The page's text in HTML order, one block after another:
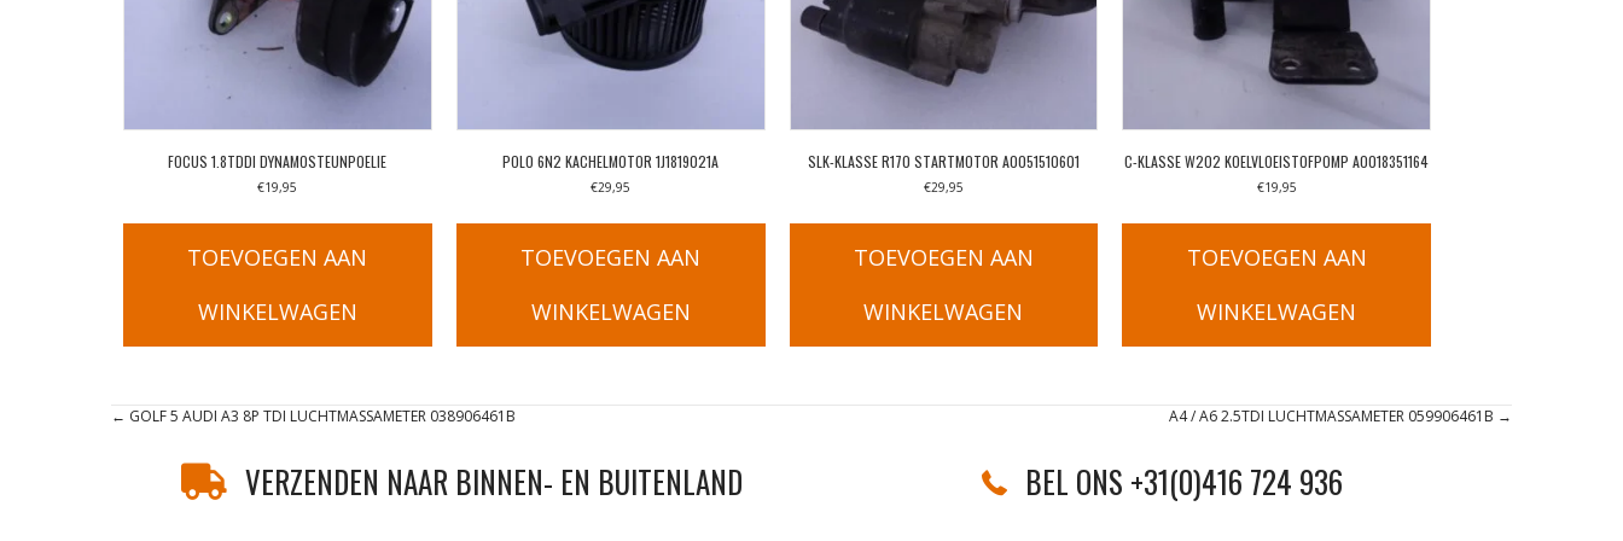
FOCUS 1.8TDDI DYNAMOSTEUNPOELIE
€19,95
TOEVOEGEN AAN
WINKELWAGEN
POLO 6N2 KACHELMOTOR 1J1819021A
€29,95
TOEVOEGEN AAN
WINKELWAGEN
SLK-KLASSE R170 STARTMOTOR A0051510601
€29,95
TOEVOEGEN AAN
WINKELWAGEN
C-KLASSE W202 KOELVLOEISTOFPOMP A0018351164
€19,95
TOEVOEGEN AAN
WINKELWAGEN
Posts
navigation
← GOLF 5 AUDI A3 8P TDI LUCHTMASSAMETER 038906461B A4 / A6 2.5TDI LUCHTMASSAMETER 059906461B →
VERZENDEN NAAR BINNEN- EN BUITENLAND BEL ONS +31(0)416 724 936